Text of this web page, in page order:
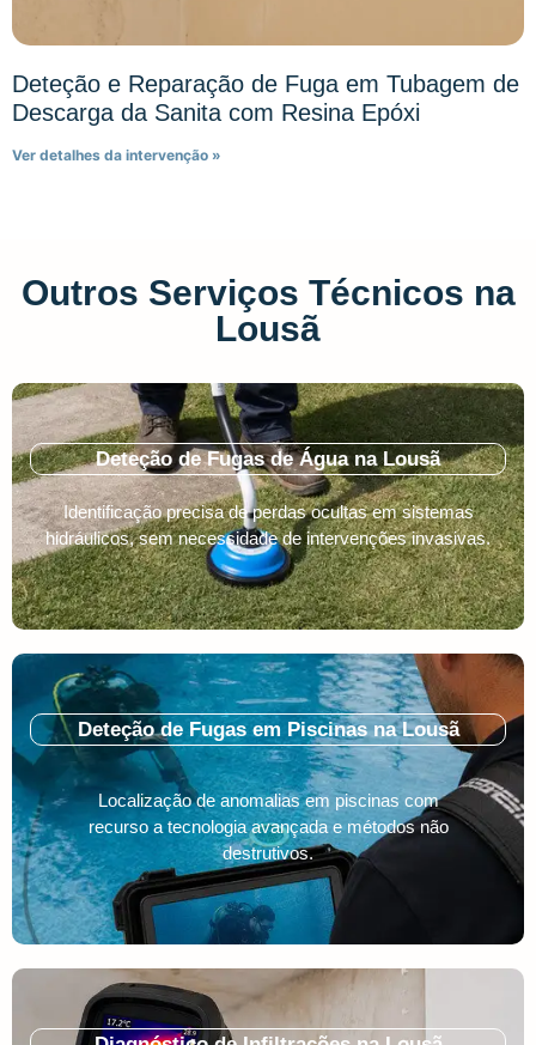
Deteção e Reparação de Fuga em Tubagem de
Descarga da Sanita com Resina Epóxi
Ver detalhes da intervenção »
Outros Serviços Técnicos na
Lousã
Deteção de Fugas de Água na Lousã
Identificação precisa de perdas ocultas em sistemas
hidráulicos, sem necessidade de intervenções invasivas.
Deteção de Fugas em Piscinas na Lousã
Localização de anomalias em piscinas com
recurso a tecnologia avançada e métodos não
destrutivos.